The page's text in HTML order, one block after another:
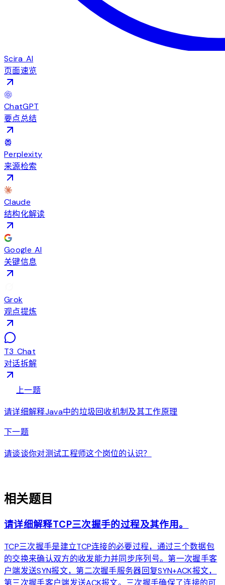
Scira AI
页面速览
ChatGPT
要点总结
Perplexity
来源检索
Claude
结构化解读
Google AI
关键信息
Grok
观点提炼
T3 Chat
对话拆解
上一题
请详细解释Java中的垃圾回收机制及其工作原理
下一题arrow_forward
请谈谈你对测试工程师这个岗位的认识？
相关题目
请详细解释TCP三次握手的过程及其作用。
TCP三次握手是建立TCP连接的必要过程，通过三个数据包
的交换来确认双方的收发能力并同步序列号。第一次握手客
户端发送SYN报文，第二次握手服务器回复SYN+ACK报文，